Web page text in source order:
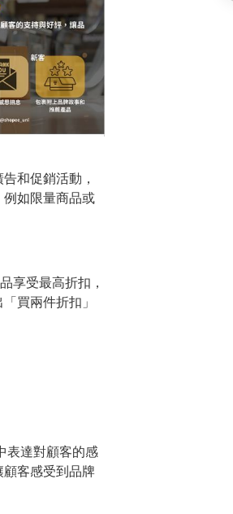
和促銷活動，
如限量商品或
享受最高折扣，
買兩件折扣」
表達對顧客的感
客感受到品牌